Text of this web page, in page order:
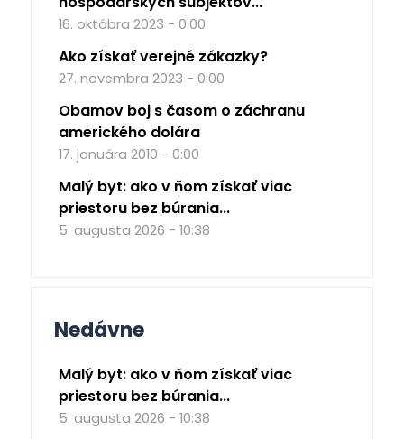
16. októbra 2023 - 0:00
Ako získať verejné zákazky?
27. novembra 2023 - 0:00
Obamov boj s časom o záchranu
amerického dolára
17. januára 2010 - 0:00
Malý byt: ako v ňom získať viac
priestoru bez búrania...
5. augusta 2026 - 10:38
Nedávne
Malý byt: ako v ňom získať viac
priestoru bez búrania...
5. augusta 2026 - 10:38